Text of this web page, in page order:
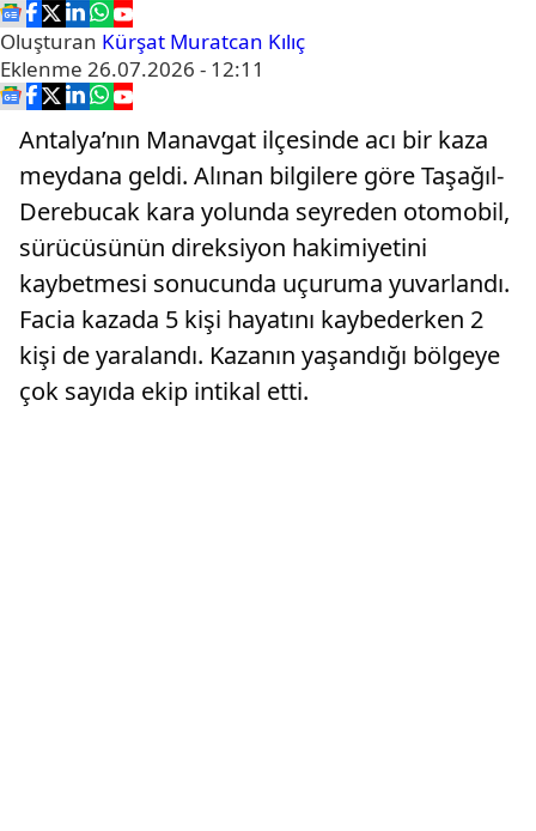
Oluşturan Kürşat Muratcan Kılıç
Eklenme 26.07.2026 - 12:11
Antalya’nın Manavgat ilçesinde acı bir kaza
meydana geldi. Alınan bilgilere göre Taşağıl-
Derebucak kara yolunda seyreden otomobil,
sürücüsünün direksiyon hakimiyetini
kaybetmesi sonucunda uçuruma yuvarlandı.
Facia kazada 5 kişi hayatını kaybederken 2
kişi de yaralandı. Kazanın yaşandığı bölgeye
çok sayıda ekip intikal etti.